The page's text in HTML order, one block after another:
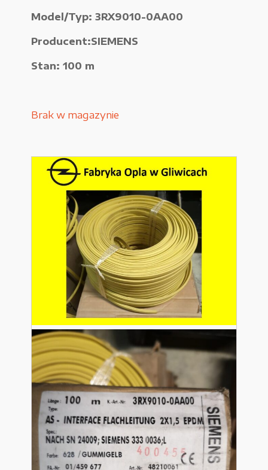
Urządzenia elektryczne
Urządzenia pneumatyczne i hydrauliczne
Używane narzędzia warsztatowe
WYPRZEDAŻE
Zamówienie
Regulamin sklepu
Polityka Prywatności
Model/Typ: 3RX9010-0AA00
Producent:SIEMENS
Stan: 100 m
Brak w magazynie